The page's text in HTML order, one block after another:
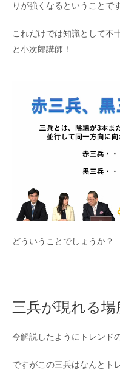
りが強くなるということで
これだけでは知識として不
と小次郎講師！
どういうことでしょうか？
三兵が現れる場
今解説したようにトレンド
ですがこの三兵はなんとト